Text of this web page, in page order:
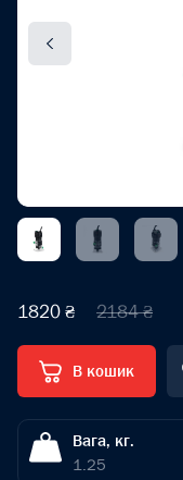
1820 ₴ 2184 ₴
В кошик
Вага, кг.
1.25